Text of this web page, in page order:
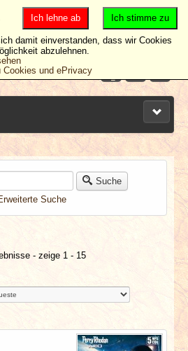
Suche
Suche
- zeige 1 - 15
Ich stimme zu
Ich lehne ab
damit einverstanden, dass wir Cookies
abzulehnen.
Cookies und ePrivacy